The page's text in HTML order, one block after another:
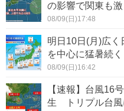
の影響で関東も
08/09(日)17:48
明日10日(月)広
を中心に猛暑続く
08/09(日)16:42
【速報】台風16
生 トリプル台風